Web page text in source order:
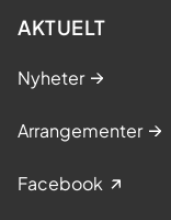
AKTUELT
Nyheter
Arrangementer
Facebook